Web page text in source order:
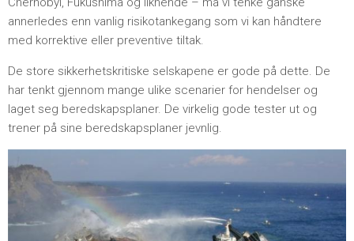
annerledes enn vanlig risikotankegang som vi kan håndtere
med korrektive eller preventive tiltak.
De store sikkerhetskritiske selskapene er gode på dette. De
har tenkt gjennom mange ulike scenarier for hendelser og
laget seg beredskapsplaner. De virkelig gode tester ut og
trener på sine beredskapsplaner jevnlig.